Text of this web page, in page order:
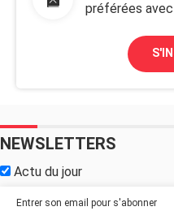
préférées
NEWSLETTERS
Actu du jour